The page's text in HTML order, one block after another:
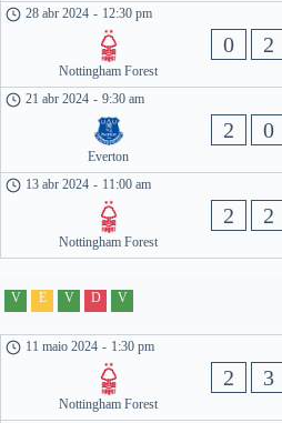
28 abr 2024 - 12:30 pm
Nottingham Forest
0 2
21 abr 2024 - 9:30 am
Everton
2 0
13 abr 2024 - 11:00 am
Nottingham Forest
2 2
V E V D V
11 maio 2024 - 1:30 pm
Nottingham Forest
2 3